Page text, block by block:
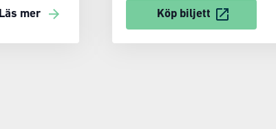
Läs mer Köp biljett